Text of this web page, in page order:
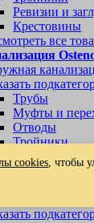
Ревизии и
Крестовины
все
Трубы
Муфты и
Отводы
Тройники
Ревизии,
все
cookies, чтобы